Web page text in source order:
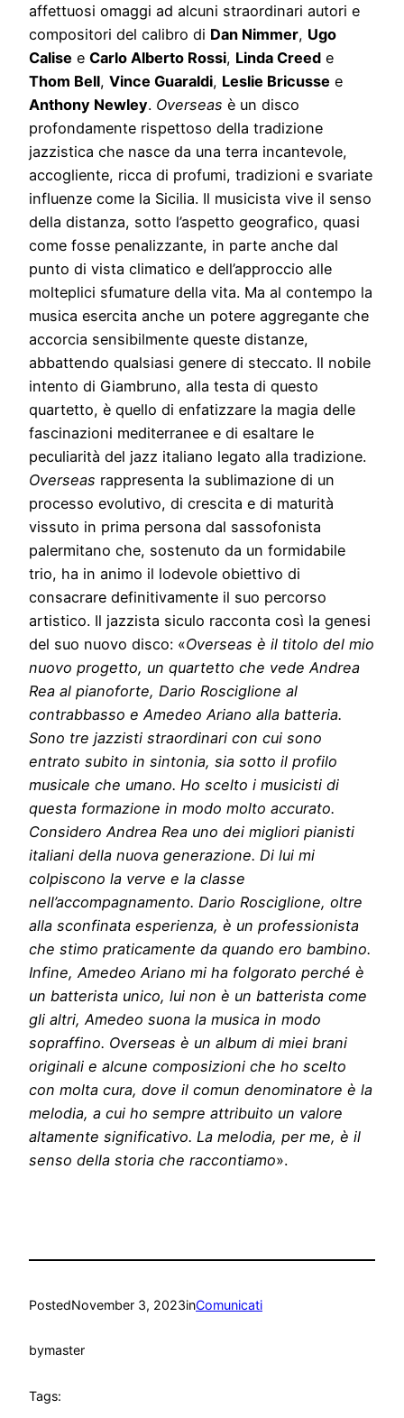
affettuosi omaggi ad alcuni straordinari autori e
compositori del calibro di Dan Nimmer, Ugo
Calise e Carlo Alberto Rossi, Linda Creed e
Thom Bell, Vince Guaraldi, Leslie Bricusse e
Anthony Newley. Overseas è un disco
profondamente rispettoso della tradizione
jazzistica che nasce da una terra incantevole,
accogliente, ricca di profumi, tradizioni e svariate
influenze come la Sicilia. Il musicista vive il senso
della distanza, sotto l’aspetto geografico, quasi
come fosse penalizzante, in parte anche dal
punto di vista climatico e dell’approccio alle
molteplici sfumature della vita. Ma al contempo la
musica esercita anche un potere aggregante che
accorcia sensibilmente queste distanze,
abbattendo qualsiasi genere di steccato. Il nobile
intento di Giambruno, alla testa di questo
quartetto, è quello di enfatizzare la magia delle
fascinazioni mediterranee e di esaltare le
peculiarità del jazz italiano legato alla tradizione.
Overseas rappresenta la sublimazione di un
processo evolutivo, di crescita e di maturità
vissuto in prima persona dal sassofonista
palermitano che, sostenuto da un formidabile
trio, ha in animo il lodevole obiettivo di
consacrare definitivamente il suo percorso
artistico. Il jazzista siculo racconta così la genesi
del suo nuovo disco: «Overseas è il titolo del mio
nuovo progetto, un quartetto che vede Andrea
Rea al pianoforte, Dario Rosciglione al
contrabbasso e Amedeo Ariano alla batteria.
Sono tre jazzisti straordinari con cui sono
entrato subito in sintonia, sia sotto il profilo
musicale che umano. Ho scelto i musicisti di
questa formazione in modo molto accurato.
Considero Andrea Rea uno dei migliori pianisti
italiani della nuova generazione. Di lui mi
colpiscono la verve e la classe
nell’accompagnamento. Dario Rosciglione, oltre
alla sconfinata esperienza, è un professionista
che stimo praticamente da quando ero bambino.
Infine, Amedeo Ariano mi ha folgorato perché è
un batterista unico, lui non è un batterista come
gli altri, Amedeo suona la musica in modo
sopraffino. Overseas è un album di miei brani
originali e alcune composizioni che ho scelto
con molta cura, dove il comun denominatore è la
melodia, a cui ho sempre attribuito un valore
altamente significativo. La melodia, per me, è il
senso della storia che raccontiamo».
PostedNovember 3, 2023inComunicati
bymaster
Tags: